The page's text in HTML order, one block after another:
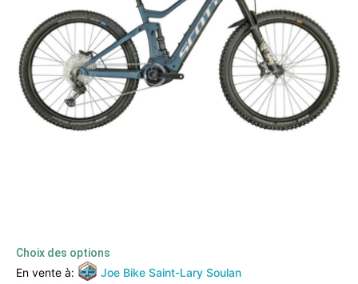
Choix des options
En vente à: Joe Bike Saint-Lary Soulan